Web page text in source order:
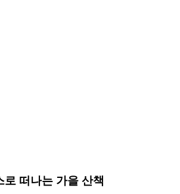
로 떠나는 가을 산책